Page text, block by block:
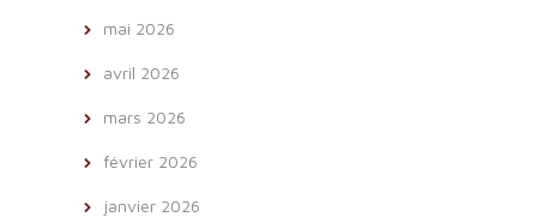
mai 2026
avril 2026
mars 2026
février 2026
janvier 2026